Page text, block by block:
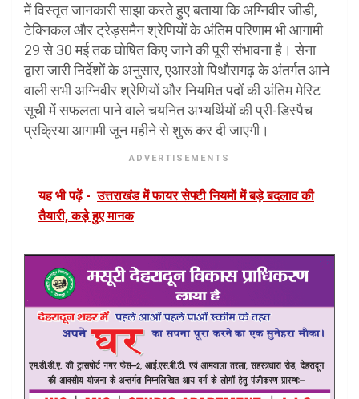
में विस्तृत जानकारी साझा करते हुए बताया कि अग्निवीर जीडी,
टेक्निकल और ट्रेड्समैन श्रेणियों के अंतिम परिणाम भी आगामी
29 से 30 मई तक घोषित किए जाने की पूरी संभावना है। सेना
द्वारा जारी निर्देशों के अनुसार, एआरओ पिथौरागढ़ के अंतर्गत आने
वाली सभी अग्निवीर श्रेणियों और नियमित पदों की अंतिम मेरिट
सूची में सफलता पाने वाले चयनित अभ्यर्थियों की प्री-डिस्पैच
प्रक्रिया आगामी जून महीने से शुरू कर दी जाएगी।
ADVERTISEMENTS
यह भी पढ़ें - उत्तराखंड में फायर सेफ्टी नियमों में बड़े बदलाव की
तैयारी, कड़े हुए मानक